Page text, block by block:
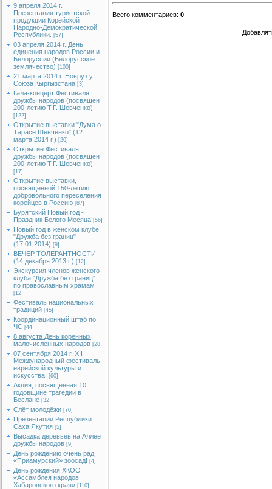
9 апреля 2014 г.
Презентация туристской
продукции Корейской
Народно-Демократической
Республики.
[57]
03 апреля 2014 г. День
единения народов России и
Белоруссии (Белорусское
землячество) [100]
21 марта 2014 г. Новруз у
Союза Кыргызстана [3]
Гала-концерт Фестиваля
дружбы народов (посвящен
200-летию Т.Г. Шевченко)
[122]
Открытие выставки "Дума о
Тарасе Шевченко" (12
марта 2014 г.) [20]
Открытие Фестиваля
дружбы народов (посвящен
200-летию Т.Г. Шевченко)
[17]
Открытие выставки,
посвященной 150-летию
добровольного переселения
корейцев в Россию [87]
Бурятский Новый год -
Праздник Белого Месяца [56]
Новый год в женском клубе
"Дружба без границ"
(17.01.2014) [9]
ВЕЧЕР ТОЛЕРАНТНОСТИ
(14 декабря 2013 г.) [12]
Экскурсия членов женского
клуба "Дружба без границ"
по православным храмам
[12]
Фестиваль национальных
традиций [45]
Координационный штаб по
ЧС [44]
8 августа День коренных
малочисленных народов [28]
07 сентября 2014 г. XII
Международный фестиваль
еврейской культуры и
искусства.
[60]
Акция, посвященная 10
годовщине трагедии в
Беслане [32]
Слёт молодёжи [70]
Презентации Республики
Саха Якутия [5]
Высадка деревьев на Аллее
дружбы народов [9]
День рождению очень рад
«Приамурский» зоосад! [4]
День рождения ХКОО
«Ассамблея народов
Хабаровского края» [110]
Всего комментариев: 0